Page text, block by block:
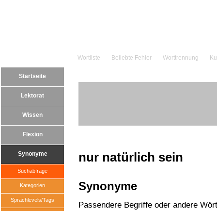
Wortliste Beliebte Fehler Worttrennung
Startseite
Lektorat
Wissen
Flexion
Synonyme
Suchabfrage
Kategorien
Sprachlevels/Tags
nur natürlich sein
Synonyme
Passendere Begriffe oder andere